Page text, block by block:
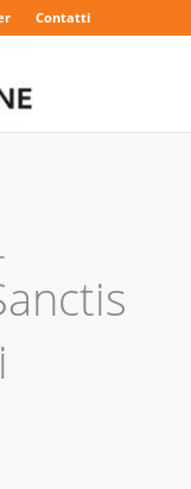
Contatti